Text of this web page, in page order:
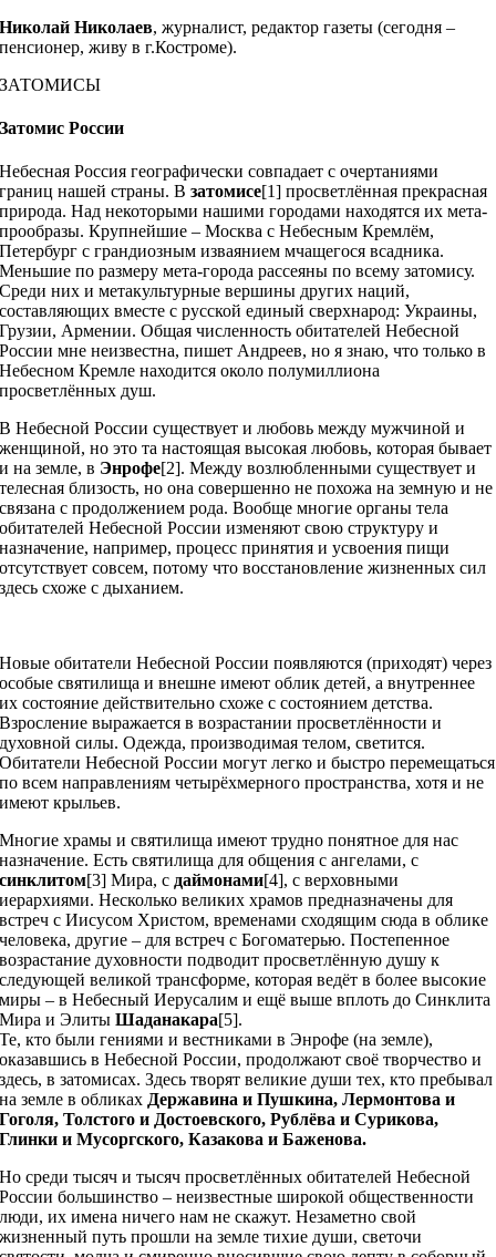
Николай Николаев, журналист, редактор газеты (сегодня –
пенсионер, живу в г.Костроме).
ЗАТОМИСЫ
Затомис России
Небесная Россия географически совпадает с очертаниями
границ нашей страны. Взатомисе[1] просветлённая прекрасная
природа. Над некоторыми нашими городами находятся их мета-
прообразы. Крупнейшие – Москва с Небесным Кремлём,
Петербург с грандиозным изваянием мчащегося всадника.
Меньшие по размеру мета-города рассеяны по всему затомису.
Среди них и метакультурные вершины других наций,
составляющих вместе с русской единый сверхнарод: Украины,
Грузии, Армении. Общая численность обитателей Небесной
России мне неизвестна, пишет Андреев, но я знаю, что только в
Небесном Кремле находится около полумиллиона
просветлённых душ.
В Небесной России существует и любовь между мужчиной и
женщиной, но это та настоящая высокая любовь, которая бывает
и на земле, в Энрофе[2]. Между возлюбленными существует и
телесная близость, но она совершенно не похожа на земную и не
связана с продолжением рода. Вообще многие органы тела
обитателей Небесной России изменяют свою структуру и
назначение, например, процесс принятия и усвоения пищи
отсутствует совсем, потому что восстановление жизненных сил
здесь схоже с дыханием.
Новые обитатели Небесной России появляются (приходят) через
особые святилища и внешне имеют облик детей, а внутреннее
их состояние действительно схоже с состоянием детства.
Взросление выражается в возрастании просветлённости и
духовной силы. Одежда, производимая телом, светится.
Обитатели Небесной России могут легко и быстро перемещаться
по всем направлениям четырёхмерного пространства, хотя и не
имеют крыльев.
Многие храмы и святилища имеют трудно понятное для нас
назначение. Есть святилища для общения с ангелами, с
синклитом[3] Мира, с даймонами[4], с верховными
иерархиями. Несколько великих храмов предназначены для
встреч с Иисусом Христом, временами сходящим сюда в облике
человека, другие – для встреч с Богоматерью. Постепенное
возрастание духовности подводит просветлённую душу к
следующей великой трансформе, которая ведёт в более высокие
миры – в Небесный Иерусалим и ещё выше вплоть до Синклита
Мира и ЭлитыШаданакара[5].
Те, кто были гениями и вестниками в Энрофе (на земле),
оказавшись в Небесной России, продолжают своё творчество и
здесь, в затомисах. Здесь творят великие души тех, кто пребывал
на земле в обликах Державина и Пушкина, Лермонтова и
Гоголя, Толстого и Достоевского, Рублёва и Сурикова,
Глинки и Мусоргского, Казакова и Баженова.
Но среди тысяч и тысяч просветлённых обитателей Небесной
России большинство – неизвестные широкой общественности
люди, их имена ничего нам не скажут. Незаметно свой
жизненный путь прошли на земле тихие души, светочи